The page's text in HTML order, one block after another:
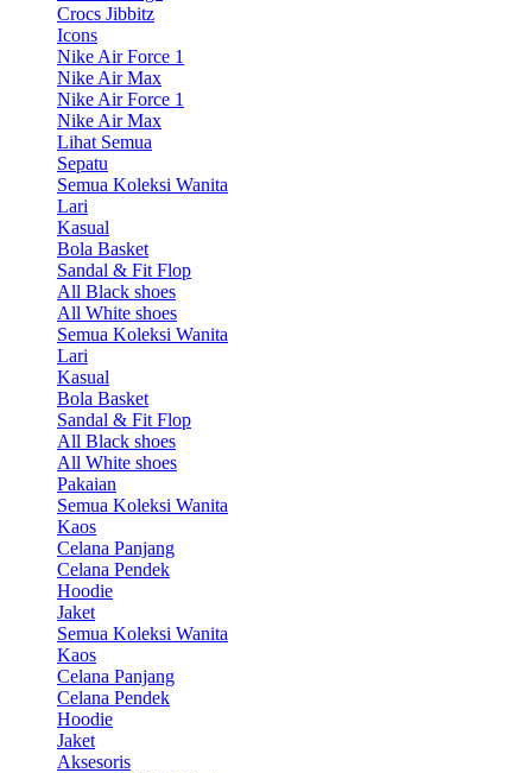
Crocs Jibbitz
Icons
Nike Air Force 1
Nike Air Max
Nike Air Force 1
Nike Air Max
Lihat Semua
Sepatu
Semua Koleksi Wanita
Lari
Kasual
Bola Basket
Sandal & Fit Flop
All Black shoes
All White shoes
Semua Koleksi Wanita
Lari
Kasual
Bola Basket
Sandal & Fit Flop
All Black shoes
All White shoes
Pakaian
Semua Koleksi Wanita
Kaos
Celana Panjang
Celana Pendek
Hoodie
Jaket
Semua Koleksi Wanita
Kaos
Celana Panjang
Celana Pendek
Hoodie
Jaket
Aksesoris